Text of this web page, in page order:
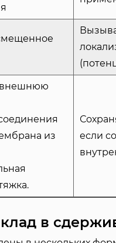
внешнюю
из
если
в